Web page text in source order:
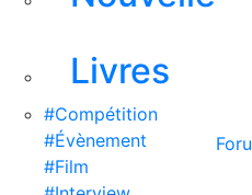
Livres
#Compétition
#Évènement
#Film